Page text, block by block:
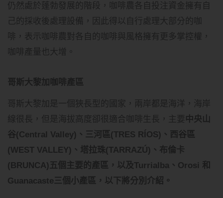
仍然處於蓬勃發展的階段，咖啡農各自投注資金擁有自
己的採收後處理設備，因此得以自行處理大部分的咖
啡，表示咖啡農對各自的咖啡與風格擁有更多掌控權，
咖啡產量也大增。
哥斯大黎加咖啡產區
哥斯大黎加是一個狹長型的國家，兩岸都是海洋，海岸
線很長，但是海拔高度卻很適合咖啡生長，主要中央山
谷(Central Valley)、三河區(TRES RÍOS)、西谷區
(WEST VALLEY)、塔拉珠(TARRAZÚ)、布倫卡
(BRUNCA)五個主要的產區，以及Turrialba、Orosi 和
Guanacaste三個小產區，以下將分別介紹。